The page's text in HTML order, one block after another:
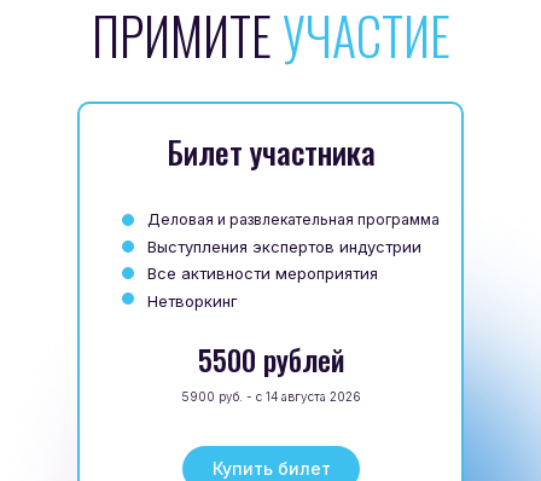
ПРИМИТЕУЧАСТИЕ
Билет участника
5500 рублей
Деловая и развлекательная программа
Выступления экспертов индустрии
Все активности мероприятия
Нетворкинг
Купить билет
5900 руб. - с 14 августа 2026